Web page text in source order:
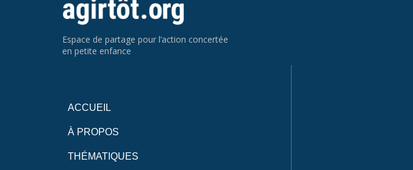
Espace de partage pour l’action concertée
en petite enfance
ACCUEIL
À PROPOS
THÉMATIQUES